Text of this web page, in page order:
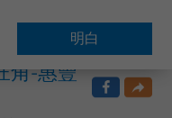
明白
角-惠豐